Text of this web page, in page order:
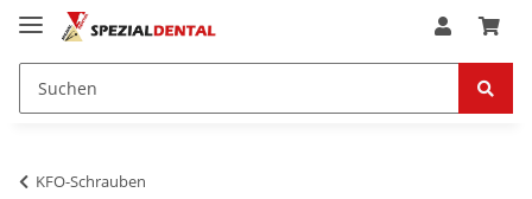
KFO-Schrauben